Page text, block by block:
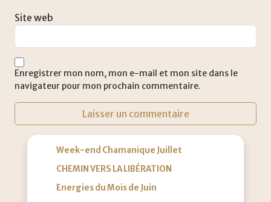
Site web
Enregistrer mon nom, mon e-mail et mon site dans le
navigateur pour mon prochain commentaire.
Week-end Chamanique Juillet
CHEMIN VERS LA LIBÉRATION
Energies du Mois de Juin